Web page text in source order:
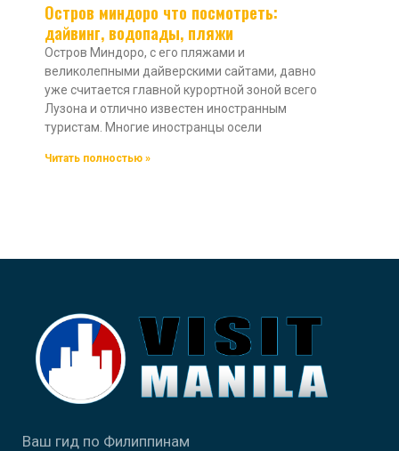
Остров миндоро что посмотреть:
дайвинг, водопады, пляжи
Остров Миндоро, с его пляжами и
великолепными дайверскими сайтами, давно
уже считается главной курортной зоной всего
Лузона и отлично известен иностранным
туристам. Многие иностранцы осели
Читать полностью »
Ваш гид по Филиппинам